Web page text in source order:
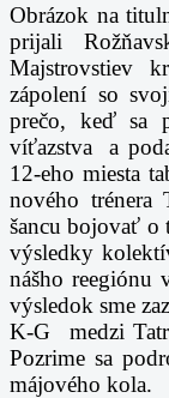
Obrázok na
prijali
Majstrovstiev
zápolení so
prečo, keď sa
víťazstva a
12-eho miesta
nového trénera
šancu bojovať o
výsledky
nášho reegiónu
výsledok sme
K-G medzi
Pozrime sa
májového kola.